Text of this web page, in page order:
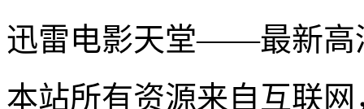
迅雷电影天堂——最新高
本站所有资源来自互联